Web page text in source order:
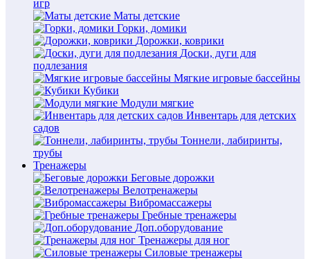
игр
Маты детские
Горки, домики
Дорожки, коврики
Доски, дуги для
подлезания
Мягкие игровые бассейны
Кубики
Модули мягкие
Инвентарь для детских
садов
Тоннели, лабиринты,
трубы
Тренажеры
Беговые дорожки
Велотренажеры
Вибромассажеры
Гребные тренажеры
Доп.оборудование
Тренажеры для ног
Силовые тренажеры